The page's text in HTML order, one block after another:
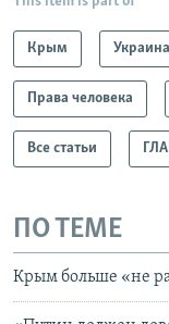
Крым Украина
Права человека
Все статьи
ПО ТЕМЕ
Крым больше «не